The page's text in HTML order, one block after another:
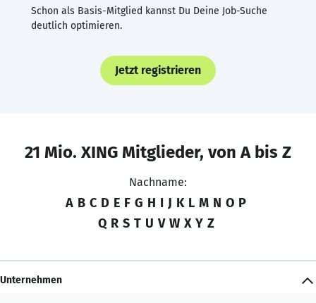
Schon als Basis-Mitglied kannst Du Deine Job-Suche
deutlich optimieren.
Jetzt registrieren
21 Mio. XING Mitglieder, von A bis Z
Nachname:
A B C D E F G H I J K L M N O P
Q R S T U V W X Y Z
Unternehmen